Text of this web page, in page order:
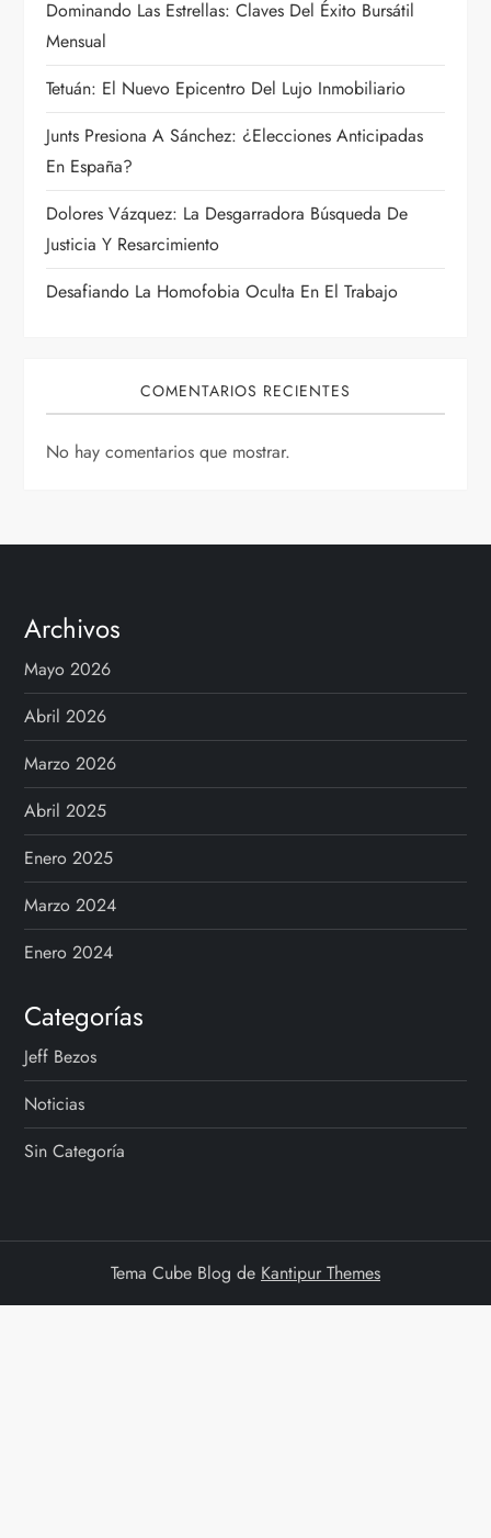
e
n
t
r
a
d
s
Dominando Las Estrellas: Claves Del Éxito Bursátil
Mensual
Tetuán: El Nuevo Epicentro Del Lujo Inmobiliario
Junts Presiona A Sánchez: ¿Elecciones Anticipadas
En España?
Dolores Vázquez: La Desgarradora Búsqueda De
Justicia Y Resarcimiento
Desafiando La Homofobia Oculta En El Trabajo
COMENTARIOS RECIENTES
No hay comentarios que mostrar.
Archivos
Mayo 2026
Abril 2026
Marzo 2026
Abril 2025
Enero 2025
Marzo 2024
Enero 2024
Categorías
Jeff Bezos
Noticias
Sin Categoría
Tema Cube Blog de Kantipur Themes